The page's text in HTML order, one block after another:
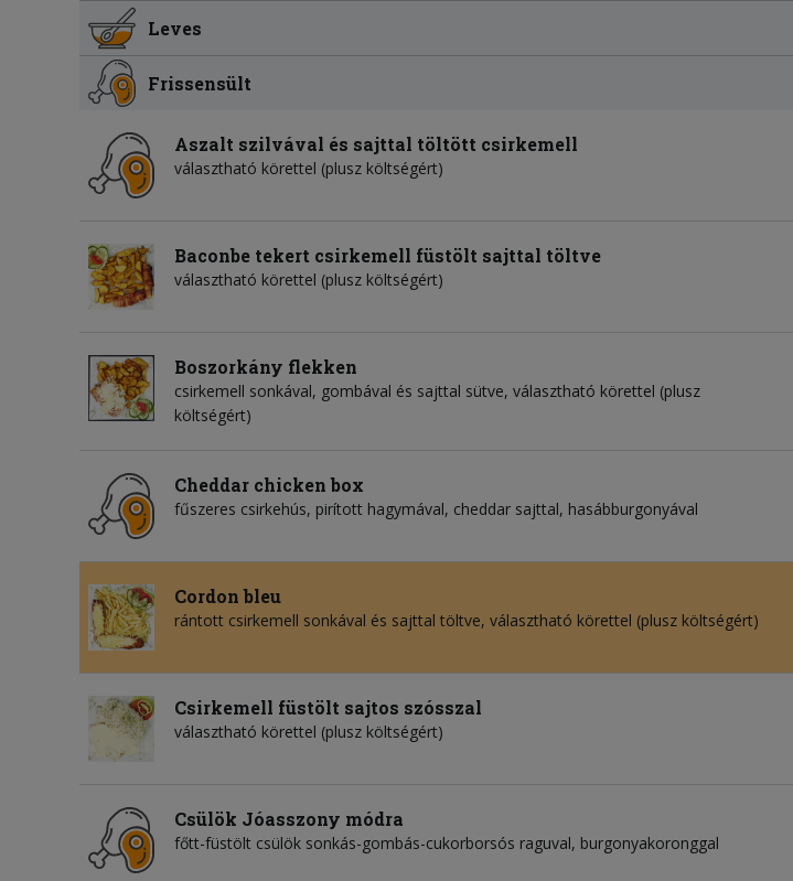
Leves
Frissensült
Aszalt szilvával és sajttal töltött csirkemell
választható körettel (plusz költségért)
Baconbe tekert csirkemell füstölt sajttal töltve
választható körettel (plusz költségért)
Boszorkány flekken
csirkemell sonkával, gombával és sajttal sütve, választható körettel (plusz
költségért)
Cheddar chicken box
fűszeres csirkehús, pirított hagymával, cheddar sajttal, hasábburgonyával
Cordon bleu
rántott csirkemell sonkával és sajttal töltve, választható körettel (plusz költségért)
Csirkemell füstölt sajtos szósszal
választható körettel (plusz költségért)
Csülök Jóasszony módra
főtt-füstölt csülök sonkás-gombás-cukorborsós raguval, burgonyakoronggal